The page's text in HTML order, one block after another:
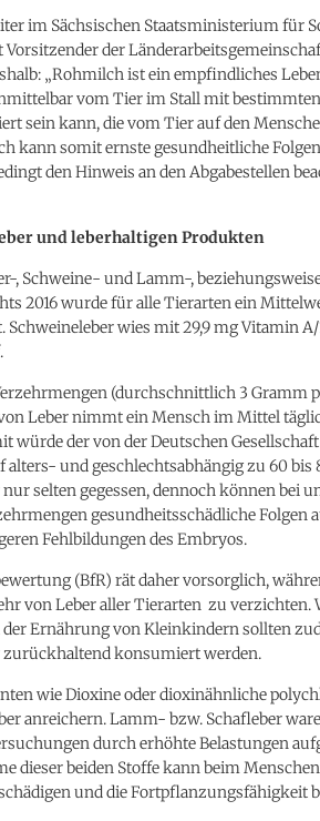
im Sächsischen Staatsministerium für
der
„Rohmilch ist ein empfindliches
vom Tier im Stall mit bestimmten
sein kann, die vom Tier auf den
kann somit ernste gesundheitliche
den Hinweis an den Abgabestellen
und leberhaltigen Produkten
, Schweine- und Lamm-,
2016 wurde für alle Tierarten ein
wies mit 29,9 mg Vitamin
(durchschnittlich 3 Gramm
Leber nimmt ein Mensch im Mittel
würde der von der Deutschen
alters- und geschlechtsabhängig zu 60 bis
selten gegessen, dennoch können bei
gesundheitsschädliche Folgen
Fehlbildungen des Embryos.
(BfR) rät daher vorsorglich,
von Leber aller Tierarten zu verzichten.
der Ernährung von Kleinkindern sollten
konsumiert werden.
wie Dioxine oder dioxinähnliche
anreichern. Lamm- bzw. Schafleber
durch erhöhte Belastungen
dieser beiden Stoffe kann beim
und die Fortpflanzungsfähigkeit